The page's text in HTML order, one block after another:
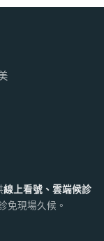
線上看號、雲端候診
現場久候。